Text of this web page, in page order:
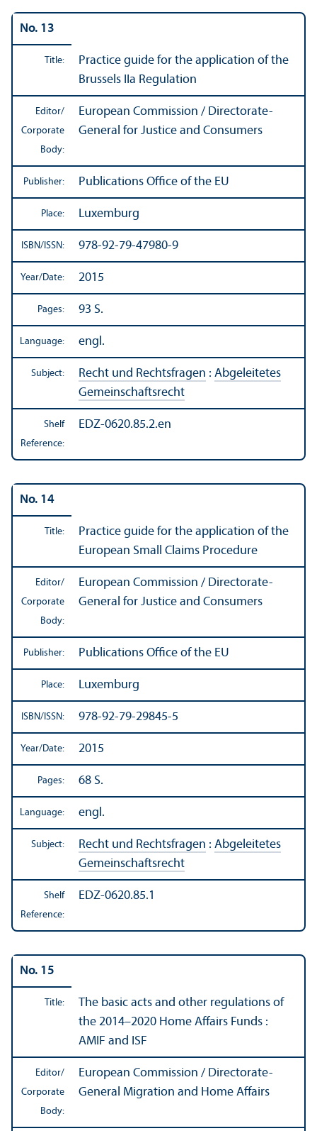
No. 13
Title:
Practice guide for the application of the
Brussels IIa Regulation
Editor/
Corporate
Body:
European Commission / Directorate-
General for Justice and Consumers
Publisher: Publications Office of the EU
Place: Luxemburg
ISBN/ISSN: 978-92-79-47980-9
Year/Date: 2015
Pages: 93 S.
Language: engl.
Subject: Recht und Rechtsfragen : Abgeleitetes
Gemeinschaftsrecht
Shelf
Reference:
EDZ-0620.85.2.en
No. 14
Title:
Practice guide for the application of the
European Small Claims Procedure
Editor/
Corporate
Body:
European Commission / Directorate-
General for Justice and Consumers
Publisher: Publications Office of the EU
Place: Luxemburg
ISBN/ISSN: 978-92-79-29845-5
Year/Date: 2015
Pages: 68 S.
Language: engl.
Subject: Recht und Rechtsfragen : Abgeleitetes
Gemeinschaftsrecht
Shelf
Reference:
EDZ-0620.85.1
No. 15
Title:
The basic acts and other regulations of
the 2014–2020 Home Affairs Funds :
AMIF and ISF
Editor/
Corporate
Body:
European Commission / Directorate-
General Migration and Home Affairs